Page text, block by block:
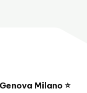
Milano ⭐